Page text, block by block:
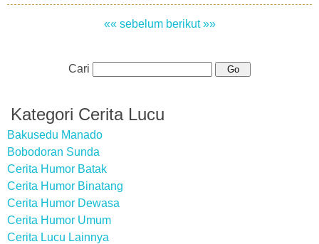
«« sebelum berikut »»
Cari
Kategori Cerita Lucu
Bakusedu Manado
Bobodoran Sunda
Cerita Humor Batak
Cerita Humor Binatang
Cerita Humor Dewasa
Cerita Humor Umum
Cerita Lucu Lainnya